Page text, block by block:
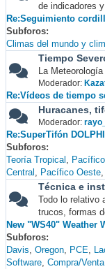
de indicadores
Re:Seguimiento
Subforos
Climas del mundo y
Tiempo
La
Moderador:
Re:Vídeos de tiempo
Huracanes,
Moderador:
Re:SuperTifón
Subforos
Teoría Tropical
Central
Pacífico Oeste
Técnica e
Todo lo relativo
trucos, formas
New "WS40" Weather
Subforos
Davis Oregon PCE
Software Compra/